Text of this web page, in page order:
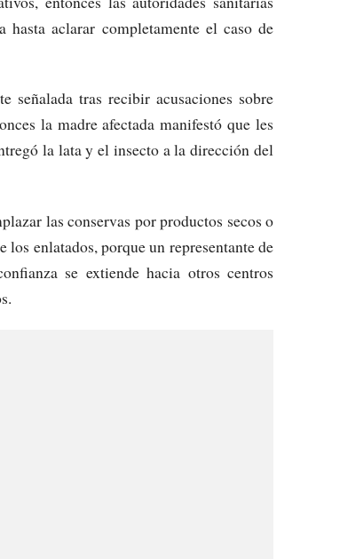
aclarar completamente el caso de
tras recibir acusaciones sobre
la madre afectada manifestó que les
la lata y el insecto a la dirección del
las conservas por productos secos o
enlatados, porque un representante de
se extiende hacia otros centros